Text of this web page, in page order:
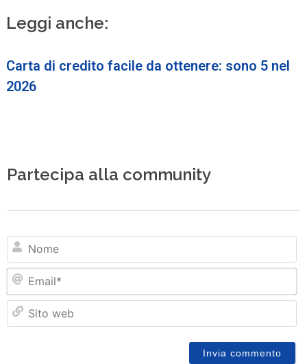
Leggi anche:
Carta di credito facile da ottenere: sono 5 nel
2026
Partecipa alla community